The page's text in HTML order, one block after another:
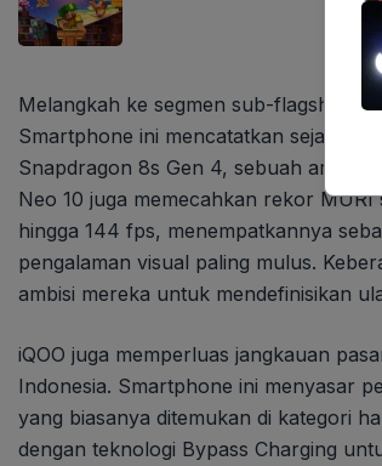
Melangkah ke segmen sub-flagship,
Smartphone ini mencatatkan sejarah
Snapdragon 8s Gen 4, sebuah
Neo 10 juga memecahkan rekor
hingga 144 fps, menempatkannya
pengalaman visual paling mulus.
ambisi mereka untuk mendefinisikan
iQOO juga memperluas jangkauan
Indonesia. Smartphone ini menyasar
yang biasanya ditemukan di kategori
dengan teknologi Bypass Charging